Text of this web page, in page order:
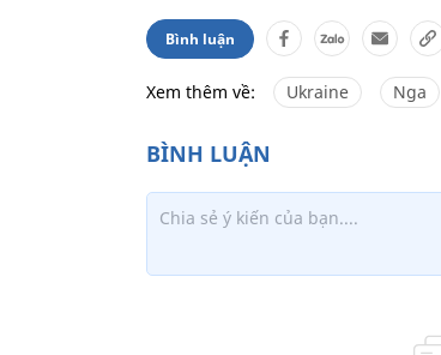
Bình luận
Xem thêm về: Ukraine Nga